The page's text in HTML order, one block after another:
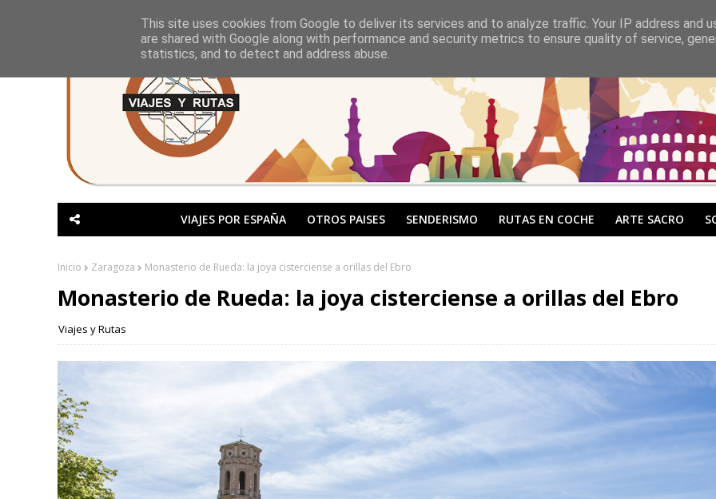
VIAJES POR ESPAÑA OTROS PAISES SENDERISMO RUTAS EN COCHE ARTE SACRO
Inicio Zaragoza Monasterio de Rueda: la joya cisterciense a orillas del Ebro
Monasterio de Rueda: la joya cisterciense a orillas del Ebro
Viajes y Rutas
This site uses cookies from Google to deliver its services and to analyze traffic. Your IP address and
are shared with Google along with performance and security metrics to ensure quality of service,
statistics, and to detect and address abuse.